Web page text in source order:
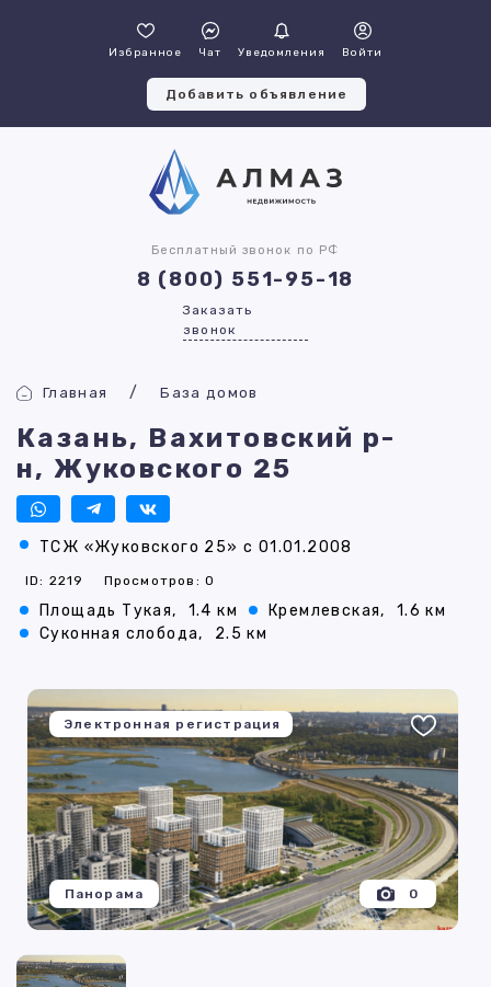
Избранное Чат Уведомления Войти
Добавить объявление
Бесплатный звонок по РФ
8 (800) 551-95-18
Заказать
звонок
Главная База домов
Казань, Вахитовский р-
н, Жуковского 25
ТСЖ «Жуковского 25» с 01.01.2008
ID: 2219 Просмотров: 0
Площадь Тукая, 1.4 км Кремлевская,
1.6 км
Суконная слобода,
2.5 км
Электронная регистрация
0
Панорама